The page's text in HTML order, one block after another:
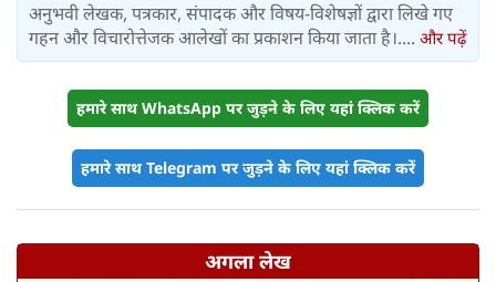
अनुभवी लेखक, पत्रकार, संपादक और विषय-विशेषज्ञों द्वारा लिखे गए
गहन और विचारोत्तेजक आलेखों का प्रकाशन किया जाता है।.... और पढ़ें
हमारे साथ WhatsApp पर जुड़ने के लिए यहां क्लिक करें
हमारे साथ Telegram पर जुड़ने के लिए यहां क्लिक करें
अगला लेख